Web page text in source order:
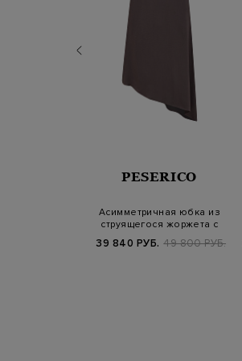
PESERICO
Асимметричная юбка из
струящегося жоржета с
39 840 РУБ. 49 800 РУБ.